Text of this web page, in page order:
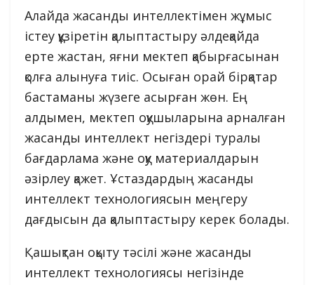
Алайда жасанды интеллектімен жұмыс
істеу құзіретін қалыптастыру әлдеқайда
ерте жастан, яғни мектеп қабырғасынан
қолға алынуға тиіс. Осыған орай бірқатар
бастаманы жүзеге асырған жөн. Ең
алдымен, мектеп оқушыларына арналған
жасанды интеллект негіздері туралы
бағдарлама және оқу материалдарын
әзірлеу қажет. Ұстаздардың жасанды
интеллект технологиясын меңгеру
дағдысын да қалыптастыру керек болады.
Қашықтан оқыту тәсілі және жасанды
интеллект технологиясы негізінде